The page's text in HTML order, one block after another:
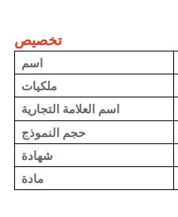
تخصيص
اسم
ملكيات
اسم العلامة التجارية
حجم النموذج
شهادة
مادة